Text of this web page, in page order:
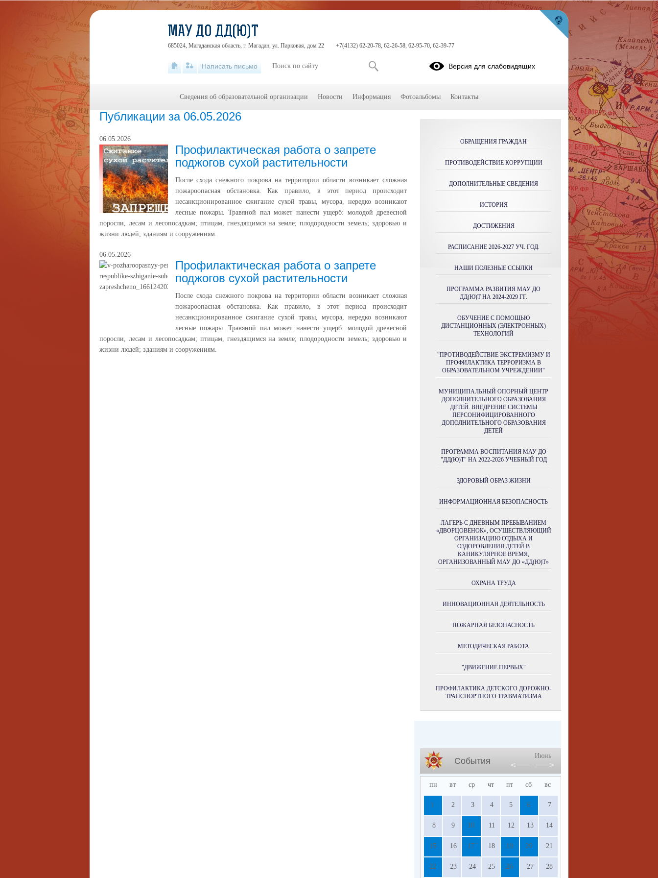
Публикации за 06.05.2026
06.05.2026
Профилактическая работа о запрете
поджогов сухой растительности
После схода снежного покрова на территории области возникает сложная
пожароопасная обстановка. Как правило, в этот период происходит
несанкционированное сжигание сухой травы, мусора, нередко возникают
лесные пожары. Травяной пал может нанести ущерб: молодой древесной
поросли, лесам и лесопосадкам; птицам, гнездящимся на земле; плодородности земель; здоровью и
жизни людей; зданиям и сооружениям.
06.05.2026
Профилактическая работа о запрете
поджогов сухой растительности
После схода снежного покрова на территории области возникает сложная
пожароопасная обстановка. Как правило, в этот период происходит
несанкционированное сжигание сухой травы, мусора, нередко возникают
лесные пожары. Травяной пал может нанести ущерб: молодой древесной
поросли, лесам и лесопосадкам; птицам, гнездящимся на земле; плодородности земель; здоровью и
жизни людей; зданиям и сооружениям.
ОБРАЩЕНИЯ ГРАЖДАН
ПРОТИВОДЕЙСТВИЕ КОРРУПЦИИ
ДОПОЛНИТЕЛЬНЫЕ СВЕДЕНИЯ
ИСТОРИЯ
ДОСТИЖЕНИЯ
РАСПИСАНИЕ 2026-2027 УЧ. ГОД.
НАШИ ПОЛЕЗНЫЕ ССЫЛКИ
ПРОГРАММА РАЗВИТИЯ МАУ ДО
ДД(Ю)Т НА 2024-2029 ГГ.
ОБУЧЕНИЕ С ПОМОЩЬЮ
ДИСТАНЦИОННЫХ (ЭЛЕКТРОННЫХ)
ТЕХНОЛОГИЙ
"ПРОТИВОДЕЙСТВИЕ ЭКСТРЕМИЗМУ И
ПРОФИЛАКТИКА ТЕРРОРИЗМА В
ОБРАЗОВАТЕЛЬНОМ УЧРЕЖДЕНИИ"
МУНИЦИПАЛЬНЫЙ ОПОРНЫЙ ЦЕНТР
ДОПОЛНИТЕЛЬНОГО ОБРАЗОВАНИЯ
ДЕТЕЙ. ВНЕДРЕНИЕ СИСТЕМЫ
ПЕРСОНИФИЦИРОВАННОГО
ДОПОЛНИТЕЛЬНОГО ОБРАЗОВАНИЯ
ДЕТЕЙ
ПРОГРАММА ВОСПИТАНИЯ МАУ ДО
"ДД(Ю)Т" НА 2022-2026 УЧЕБНЫЙ ГОД
ЗДОРОВЫЙ ОБРАЗ ЖИЗНИ
ИНФОРМАЦИОННАЯ БЕЗОПАСНОСТЬ
ЛАГЕРЬ С ДНЕВНЫМ ПРЕБЫВАНИЕМ
«ДВОРЦОВЕНОК», ОСУЩЕСТВЛЯЮЩИЙ
ОРГАНИЗАЦИЮ ОТДЫХА И
ОЗДОРОВЛЕНИЯ ДЕТЕЙ В
КАНИКУЛЯРНОЕ ВРЕМЯ,
ОРГАНИЗОВАННЫЙ МАУ ДО «ДД(Ю)Т»
ОХРАНА ТРУДА
ИННОВАЦИОННАЯ ДЕЯТЕЛЬНОСТЬ
ПОЖАРНАЯ БЕЗОПАСНОСТЬ
МЕТОДИЧЕСКАЯ РАБОТА
"ДВИЖЕНИЕ ПЕРВЫХ"
ПРОФИЛАКТИКА ДЕТСКОГО ДОРОЖНО-
ТРАНСПОРТНОГО ТРАВМАТИЗМА
События
Июнь
пн вт ср чт пт сб вс
1 2 3 4 5 6 7
8 9 10 11 12 13 14
15 16 17 18 19 20 21
22 23 24 25 26 27 28
МАУ ДО ДД(Ю)Т
685024, Магаданская область, г. Магадан, ул. Парковая, дом 22 +7(4132) 62-20-78, 62-26-58, 62-95-70, 62-39-77
Написать письмо Версия для слабовидящих
Сведения об образовательной организации Новости Информация Фотоальбомы Контакты